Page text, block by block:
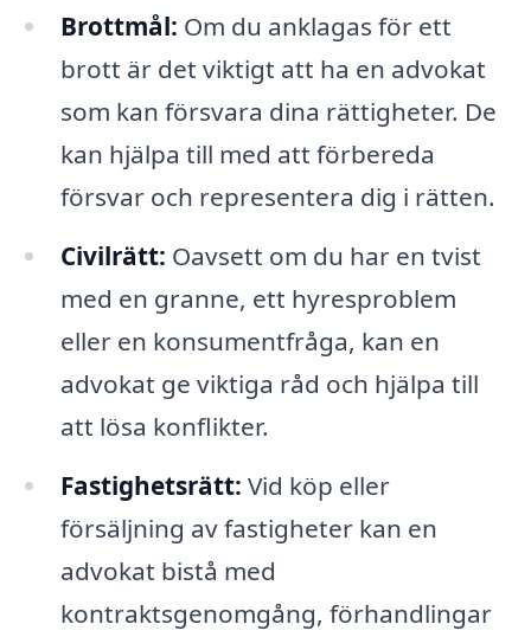
Brottmål: Om du anklagas för ett
brott är det viktigt att ha en advokat
som kan försvara dina rättigheter. De
kan hjälpa till med att förbereda
försvar och representera dig i rätten.
Civilrätt: Oavsett om du har en tvist
med en granne, ett hyresproblem
eller en konsumentfråga, kan en
advokat ge viktiga råd och hjälpa till
att lösa konflikter.
Fastighetsrätt: Vid köp eller
försäljning av fastigheter kan en
advokat bistå med
kontraktsgenomgång, förhandlingar